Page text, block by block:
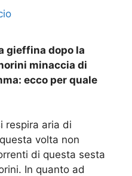
gieffina dopo la
minaccia di
ecco per quale
respira aria di
volta non
di questa sesta
In quanto ad